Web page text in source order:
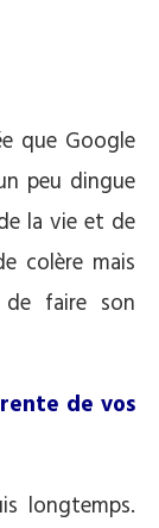
que Google
peu dingue
la vie et de
colère mais
de faire son
de vos
longtemps.